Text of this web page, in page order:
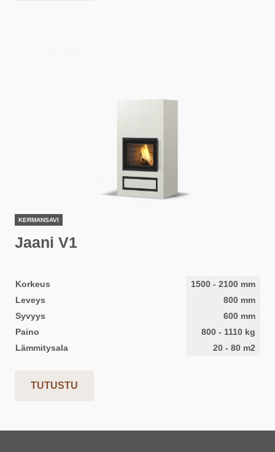
KERMANSAVI
Jaani V1
Korkeus 1500 - 2100 mm
Leveys
800 mm
Syvyys
600 mm
Paino
800 - 1110 kg
Lämmitysala
20 - 80 m2
TUTUSTU